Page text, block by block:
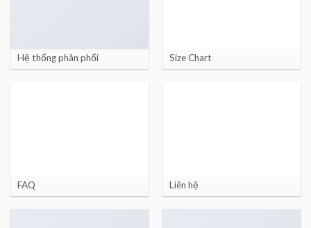
Hệ thống phân phối Size Chart
FAQ Liên hệ